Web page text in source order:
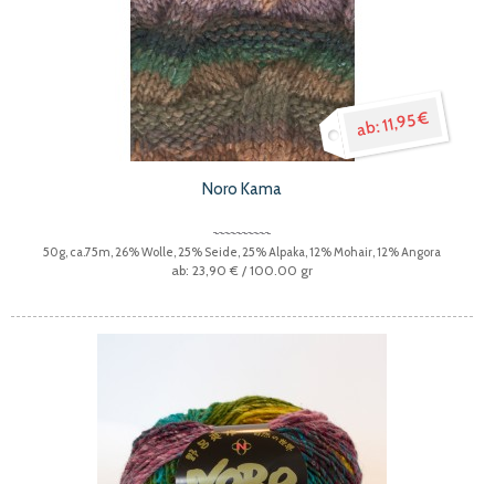
11,95 €
Noro Kama
50g, ca.75m, 26% Wolle, 25% Seide, 25% Alpaka, 12% Mohair, 12% Angora
23,90 € / 100.00 gr